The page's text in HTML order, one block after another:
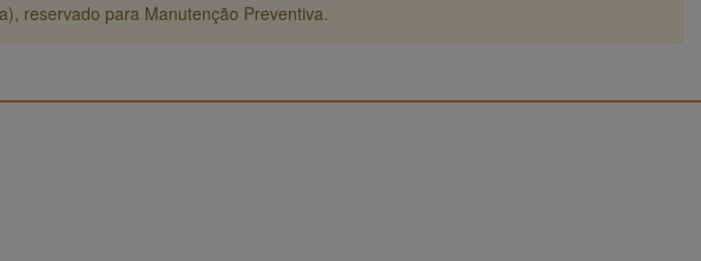
reservado para Manutenção Preventiva.